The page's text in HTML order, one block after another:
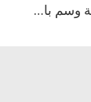
ماكينة وسم باستخدام ملصقات لاصقة من نوع OPP